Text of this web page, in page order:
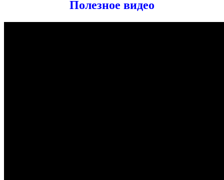
Полезное видео